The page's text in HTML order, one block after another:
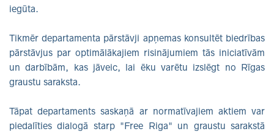
iegūta.
Tikmēr departamenta pārstāvji apņemas konsultēt biedrības
pārstāvjus par optimālākajiem risinājumiem tās iniciatīvām
un darbībām, kas jāveic, lai ēku varētu izslēgt no Rīgas
graustu saraksta.
Tāpat departaments saskaņā ar normatīvajiem aktiem var
piedalīties dialogā starp "Free Riga" un graustu sarakstā